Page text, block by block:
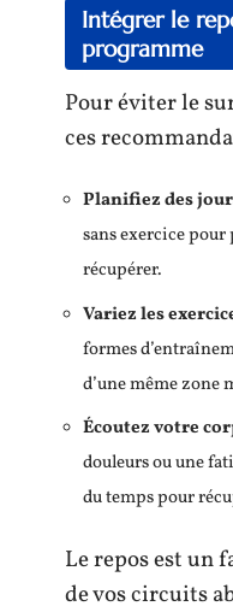
Intégrer le
programme
Pour éviter le
ces
Planifiez des
sans exercice pour
récupérer.
Variez les
formes
d’une même zone
Écoutez votre
douleurs ou une
du temps pour
Le repos est un
de vos circuits